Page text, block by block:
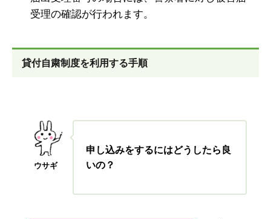
受理の確認が行われます。
貸付自粛制度を利用する手順
ウサギ
申し込みをするにはどうしたら良
いの？